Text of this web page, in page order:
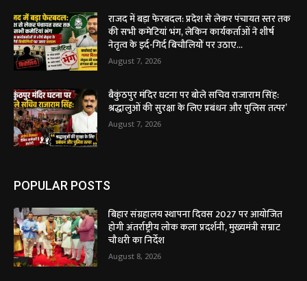
राजद में बड़ा फेरबदल: प्रदेश से लेकर पंचायत स्तर तक
की सभी कमेटियां भंग, लेकिन कार्यकर्ताओं ने शीर्ष
नेतृत्व के इर्द-गिर्द बिचौलियों पर उठाए...
August 7, 2026
बैकुंठपुर मंदिर घटना पर बोले सचिव राजाराम सिंह:
श्रद्धालुओं की सुरक्षा के लिए प्रबंधन और पुलिस तत्पर’
August 7, 2026
POPULAR POSTS
बिहार संग्रहालय स्थापना दिवस 2027 पर आयोजित
होगी अंतर्राष्ट्रीय लोक कला प्रदर्शनी, मुख्यमंत्री सम्राट
चौधरी का निर्देश
August 8, 2026